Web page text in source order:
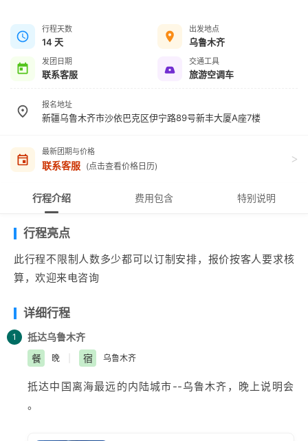
行程天数
14 天
出发地点
乌鲁木齐
发团日期
联系客服
交通工具
旅游空调车
报名地址
新疆乌鲁木齐市沙依巴克区伊宁路89号新丰大厦A座7楼
最新团期与价格
联系客服 (点击查看价格日历)
>
行程介绍 费用包含 特别说明
行程亮点
此行程不限制人数多少都可以订制安排，报价按客人要求核
算，欢迎来电咨询
详细行程
1
抵达乌鲁木齐
餐
晚 宿 乌鲁木齐
抵达中国离海最远的内陆城市--乌鲁木齐 ，晚上说明会
。